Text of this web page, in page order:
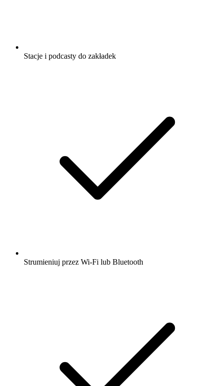
Stacje i podcasty do zakładek
Strumieniuj przez Wi-Fi lub Bluetooth